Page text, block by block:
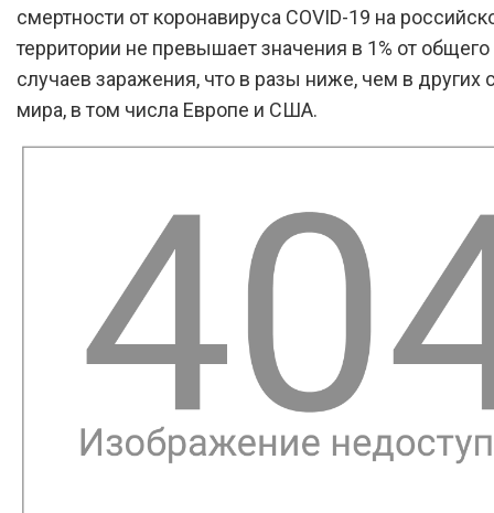
смертности от коронавируса COVID-19 на
территории не превышает значения в 1% от
случаев заражения, что в разы ниже, чем в других
мира, в том числа Европе и США.